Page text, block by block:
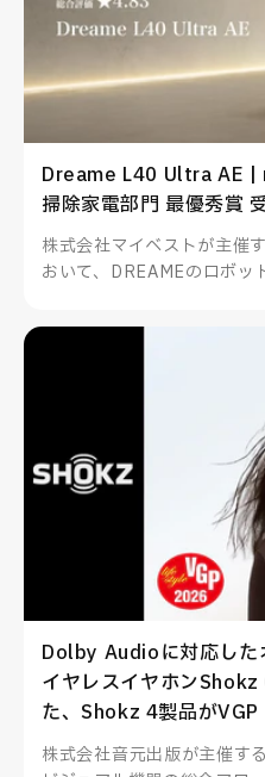
Dreame L40 Ultra AE
掃除家電部門 最優秀賞
株式会社マイベストが主
おいて、DREAMEのロボ
たします。
Dolby Audioに対応した
イヤレスイヤホン
た、Shokz 4製品が
株式会社音元出版が主催す